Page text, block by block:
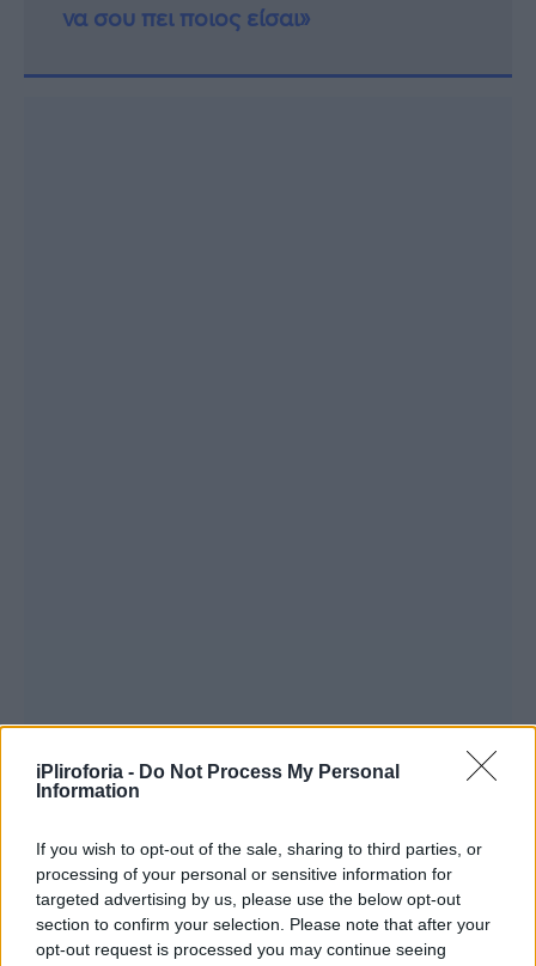
iPliroforia - Do Not Process My Personal
Information
If you wish to opt-out of the sale, sharing to third parties, or
processing of your personal or sensitive information for
targeted advertising by us, please use the below opt-out
section to confirm your selection. Please note that after your
opt-out request is processed you may continue seeing
να σου πει ποιος είσαι»
ΠερισσότερεςΕιδήσεις σήμερα
Τσικνοπέμπτη 2025: Πότε πέφτει φέτος